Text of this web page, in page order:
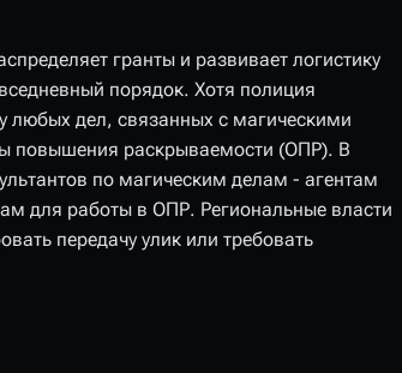
гранты и развивает логистику
порядок. Хотя полиция
любых дел, связанных с магическими
повышения раскрываемости (ОПР). В
по магическим делам - агентам
для работы в ОПР. Региональные власти
передачу улик или требовать